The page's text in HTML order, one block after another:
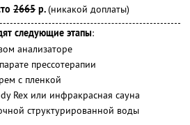
2665 р.(никакой доплаты)
следующие этапы:
анализаторе
прессотерапии
с пленкой
Rex или инфракрасная сауна
структурированной воды